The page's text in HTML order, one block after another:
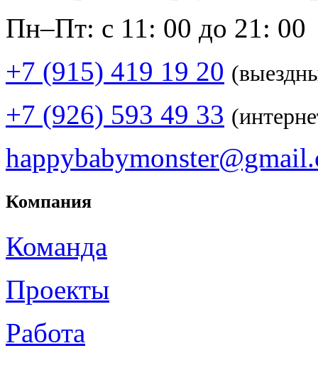
Пн–Пт: с 11: 00 до 21: 00
+7 (915) 419 19 20
+7 (926) 593 49 33
Компания
Команда
Проекты
Работа